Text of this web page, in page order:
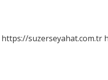
https://suzerseyahat.com.tr